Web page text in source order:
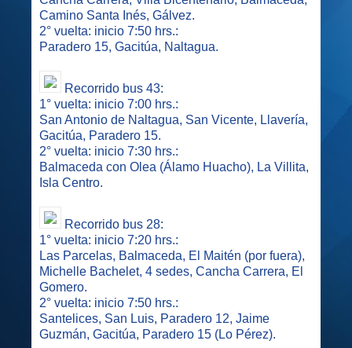
Camino Santa Inés, Gálvez.
2° vuelta: inicio 7:50 hrs.:
Paradero 15, Gacitúa, Naltagua.
Recorrido bus 43:
1° vuelta: inicio 7:00 hrs.:
San Antonio de Naltagua, San Vicente, Llavería,
Gacitúa, Paradero 15.
2° vuelta: inicio 7:30 hrs.:
Balmaceda con Olea (Álamo Huacho), La Villita,
Isla Centro.
Recorrido bus 28:
1° vuelta: inicio 7:20 hrs.:
Las Parcelas, Balmaceda, El Maitén (por fuera),
Michelle Bachelet, 4 sedes, Cancha Carrera, El
Gomero.
2° vuelta: inicio 7:50 hrs.:
Santelices, San Luis, Paradero 12, Jaime
Guzmán, Gacitúa, Paradero 15 (Lo Pérez).